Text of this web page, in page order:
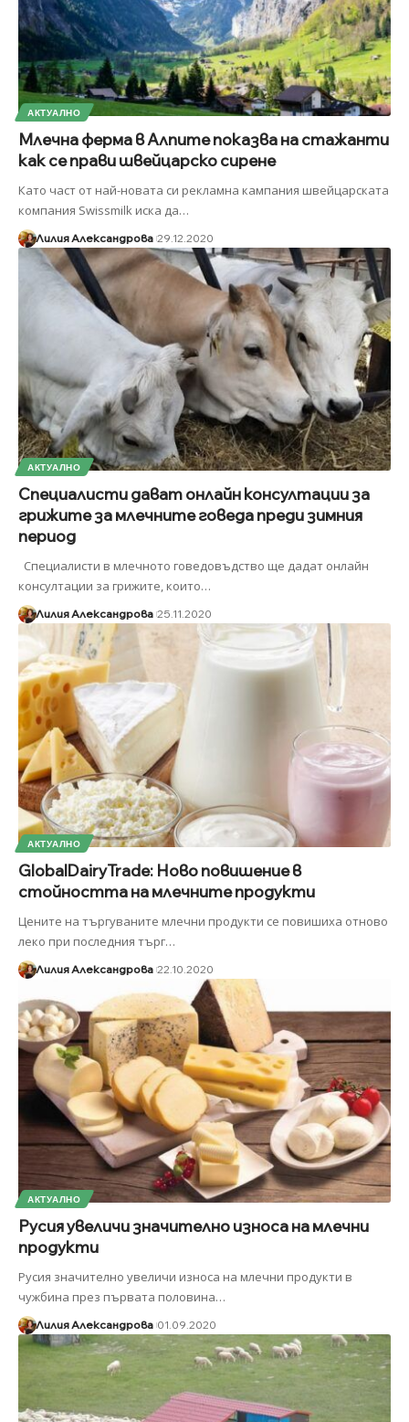
АКТУАЛНО
Млечна ферма в Алпите показва на стажанти
как се прави швейцарско сирене
Като част от най-новата си рекламна кампания швейцарската
компания Swissmilk иска да…
Лилия Александрова 29.12.2020
АКТУАЛНО
Специалисти дават онлайн консултации за
грижите за млечните говеда преди зимния
период
Специалисти в млечното говедовъдство ще дадат онлайн
консултации за грижите, които…
Лилия Александрова 25.11.2020
АКТУАЛНО
GlobalDairyTrade: Ново повишение в
стойността на млечните продукти
Цените на търгуваните млечни продукти се повишиха отново
леко при последния търг…
Лилия Александрова 22.10.2020
АКТУАЛНО
Русия увеличи значително износа на млечни
продукти
Русия значително увеличи износа на млечни продукти в
чужбина през първата половина…
Лилия Александрова 01.09.2020